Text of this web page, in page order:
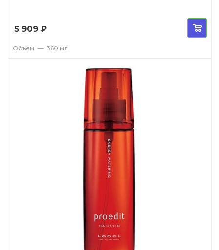
5 909 ₽
Объем — 360 мл